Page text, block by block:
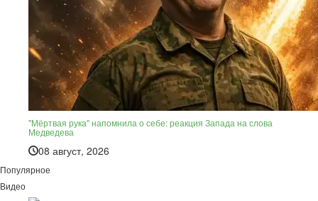
"Мёртвая рука" напомнила о себе: реакция Запада на слова
Медведева
08 август, 2026
Популярное
Видео